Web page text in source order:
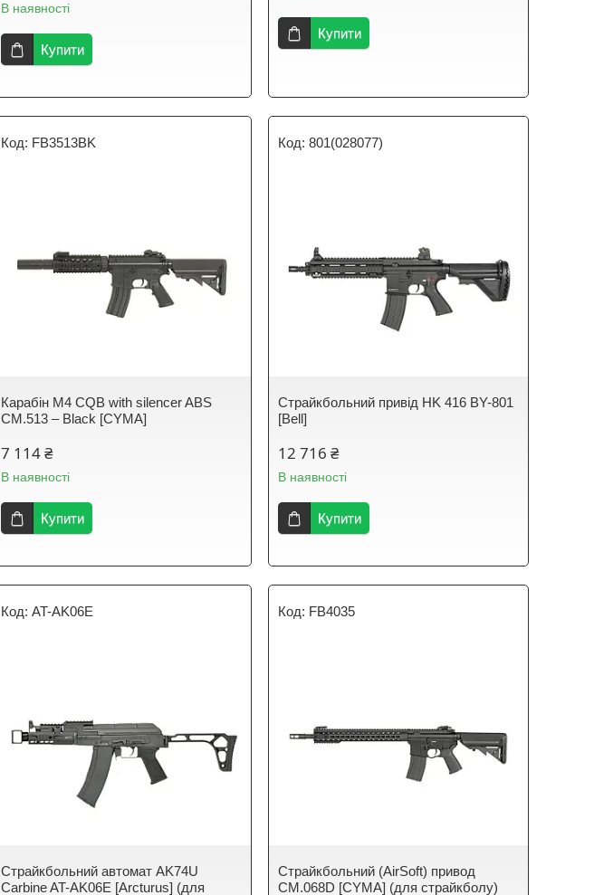
В наявності
Купити
Купити
FB3513BK
Карабін M4 CQB with silencer ABS
CM.513 – Black [CYMA]
7 114 ₴
В наявності
Купити
801(028077)
Страйкбольний привід HK 416 BY-801
[Bell]
12 716 ₴
В наявності
Купити
AT-AK06E
Страйкбольний автомат AK74U
Carbine AT-AK06E [Arcturus] (для
FB4035
Страйкбольний (AirSoft) привод
CM.068D [CYMA] (для страйкболу)